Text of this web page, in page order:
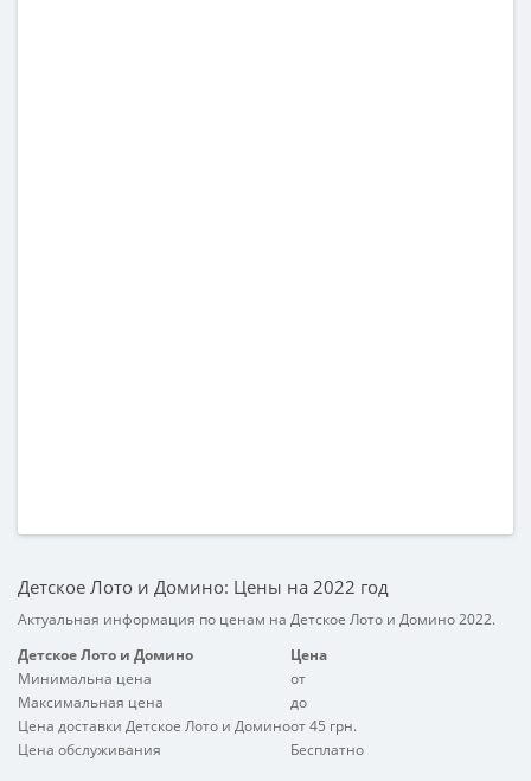
Детское Лото и Домино: Цены на 2022 год
Актуальная информация по ценам на Детское Лото и Домино 2022.
Детское Лото и Домино
Цена
Минимальна цена
от
Максимальная цена
до
Цена доставки Детское Лото и Доминоот 45 грн.
Цена обслуживания
Бесплатно